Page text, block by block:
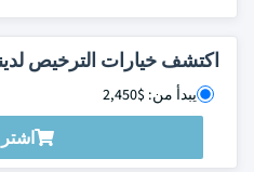
اكتشف خيارات الترخيص
يبدأ من: $2,450
اشتر